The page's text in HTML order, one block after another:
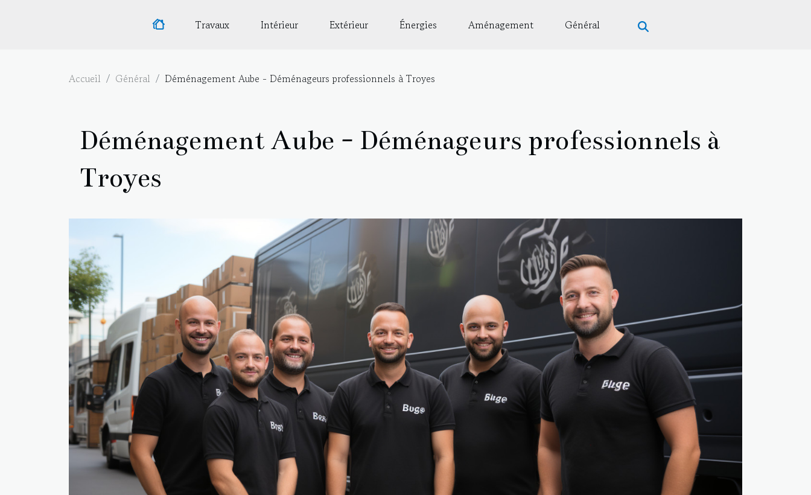
Travaux Intérieur Extérieur Énergies Aménagement Général
Accueil Général Déménagement Aube - Déménageurs professionnels à Troyes
Déménagement Aube - Déménageurs professionnels à
Troyes